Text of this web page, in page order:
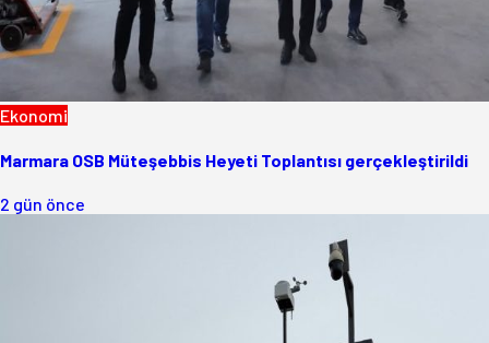
Ekonomi
Marmara OSB Müteşebbis Heyeti Toplantısı gerçekleştirildi
2 gün önce